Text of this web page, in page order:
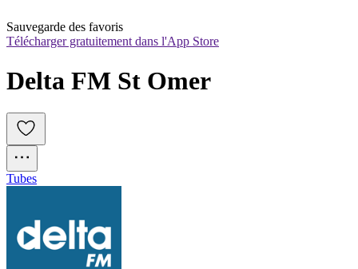
Sauvegarde des favoris
Télécharger gratuitement dans l'App Store
Delta FM St Omer
Tubes